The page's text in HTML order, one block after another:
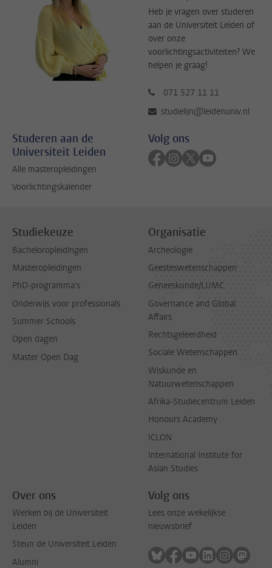
Heb je vragen over studeren
aan de Universiteit Leiden of
over onze
voorlichtingsactiviteiten? We
helpen je graag!
071 527 11 11
studielijn@leidenuniv.nl
Studeren aan de
Universiteit Leiden
Alle masteropleidingen
Voorlichtingskalender
Volg ons
Volg ons op facebook
Volg ons op instagram
Volg ons op twitter
Volg ons op
Studiekeuze
Bacheloropleidingen
Masteropleidingen
PhD-programma's
Onderwijs voor professionals
Summer Schools
Open dagen
Master Open Dag
Organisatie
Archeologie
Geesteswetenschappen
Geneeskunde/LUMC
Governance and Global
Affairs
Rechtsgeleerdheid
Sociale Wetenschappen
Wiskunde en
Natuurwetenschappen
Afrika-Studiecentrum Leiden
Honours Academy
ICLON
International Institute for
Asian Studies
Over ons
Werken bij de Universiteit
Leiden
Steun de Universiteit Leiden
Alumni
Volg ons
Lees onze wekelijkse
nieuwsbrief
Volg ons op bluesky
Volg ons op facebook
Volg ons op
Volg ons op
Volg ons
Volg